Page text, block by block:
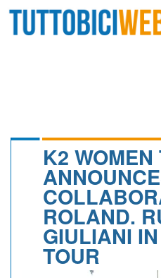
CALENDARIO
ALBI D'ORO
K2 WOMEN
ROLAND.
GIULIANI
TOUR